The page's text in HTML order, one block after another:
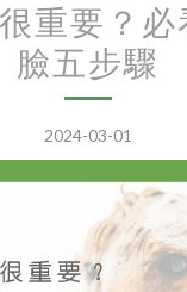
重要？必
臉五步驟
2024-03-01